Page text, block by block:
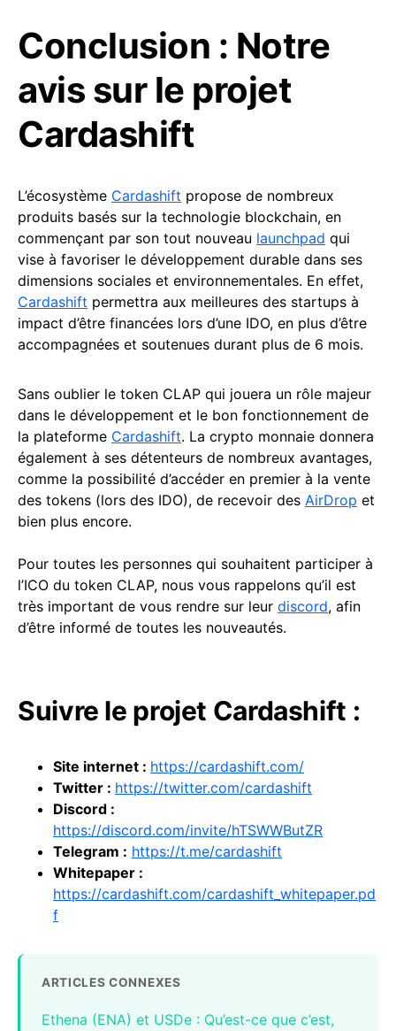
Conclusion : Notre
avis sur le projet
Cardashift
L’écosystème Cardashift propose de nombreux
produits basés sur la technologie blockchain, en
commençant par son tout nouveau launchpad qui
vise à favoriser le développement durable dans ses
dimensions sociales et environnementales. En effet,
Cardashift permettra aux meilleures des startups à
impact d’être financées lors d’une IDO, en plus d’être
accompagnées et soutenues durant plus de 6 mois.
Sans oublier le token CLAP qui jouera un rôle majeur
dans le développement et le bon fonctionnement de
la plateforme Cardashift. La crypto monnaie donnera
également à ses détenteurs de nombreux avantages,
comme la possibilité d’accéder en premier à la vente
des tokens (lors des IDO), de recevoir des AirDrop et
bien plus encore.
Pour toutes les personnes qui souhaitent participer à
l’ICO du token CLAP, nous vous rappelons qu’il est
très important de vous rendre sur leur discord, afin
d’être informé de toutes les nouveautés.
Suivre le projet Cardashift :
Site internet : https://cardashift.com/
Twitter : https://twitter.com/cardashift
Discord :
https://discord.com/invite/hTSWWButZR
Telegram : https://t.me/cardashift
Whitepaper :
https://cardashift.com/cardashift_whitepaper.pd
f
ARTICLES CONNEXES
Ethena (ENA) et USDe : Qu’est-ce que c’est,